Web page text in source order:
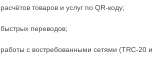
расчётов товаров и услуг по QR-коду;
быстрых переводов;
работы с востребованными сетями (TRC-20